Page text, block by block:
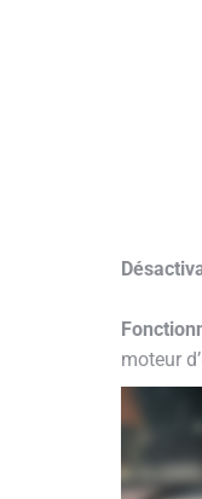
moteur